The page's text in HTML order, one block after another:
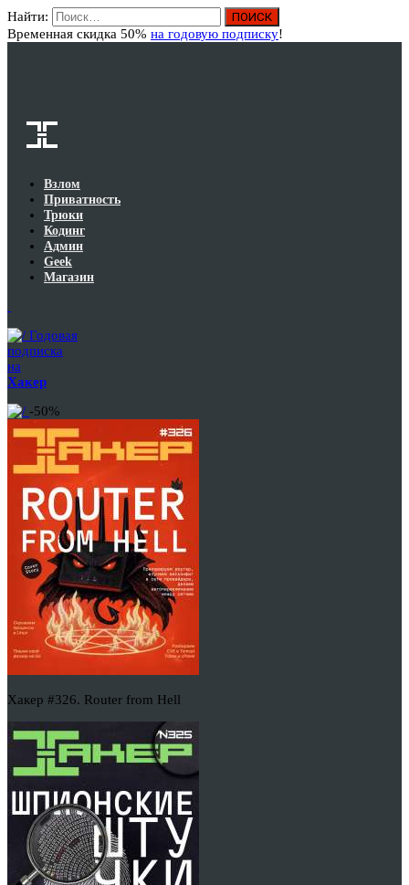
Найти:
Временная скидка 50% на годовую подписку!
Взлом
Приватность
Трюки
Кодинг
Админ
Geek
Магазин
Годовая
подписка
на
Хакер
-50%
Хакер #326. Router from Hell